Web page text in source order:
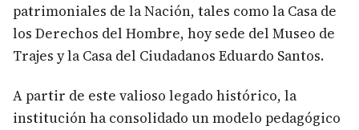
patrimoniales de la Nación, tales como la Casa de
los Derechos del Hombre, hoy sede del Museo de
Trajes y la Casa del Ciudadanos Eduardo Santos.
A partir de este valioso legado histórico, la
institución ha consolidado un modelo pedagógico